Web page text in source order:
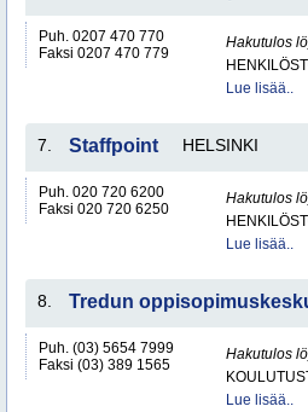
Puh. 0207 470 770
Faksi 0207 470 779
Hakutulos
Lue lisää..
7. Staffpoint HELSINKI
Puh. 020 720 6200
Faksi 020 720 6250
Hakutulos
Lue lisää..
8. Tredun
Puh. (03) 5654 7999
Faksi (03) 389 1565
Hakutulos
Lue lisää..